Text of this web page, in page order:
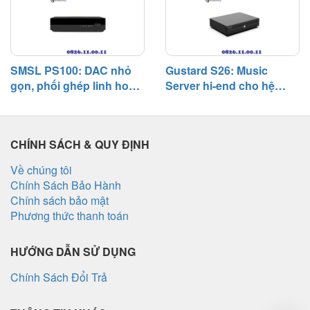
SMSL PS100: DAC nhỏ
gọn, phối ghép linh hoạt,
hệ thống phổ thông
Gustard S26: Music
Server hi-end cho hệ
độ tĩnh và khả năng phối
CHÍNH SÁCH & QUY ĐỊNH
Về chúng tôi
Chính Sách Bảo Hành
Chính sách bảo mật
Phương thức thanh toán
HƯỚNG DẪN SỬ DỤNG
Chính Sách Đổi Trả